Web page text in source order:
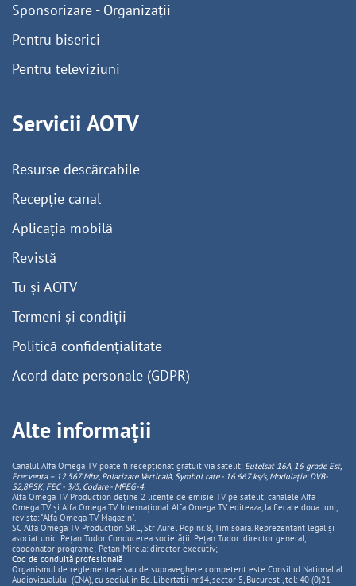
Sponsorizare - Organizații
Pentru biserici
Pentru televiziuni
Servicii AOTV
Resurse descărcabile
Recepție canal
Aplicația mobilă
Revistă
Tu și AOTV
Termeni și condiții
Politică confidențialitate
Acord date personale (GDPR)
Alte informații
Canalul Alfa Omega TV poate fi recepționat gratuit via satelit: Eutelsat 16A, 16 grade Est,
Frecventa – 12.567 Mhz, PolarizareVerticală, Symbol rate - 16.667 ks/s, Modulație: DVB-
S2,8PSK, FEC - 3/5, Codare - MPEG-4.
Alfa Omega TV Production deține 2 licențe de emisie TV pe satelit: canalele Alfa
Omega TV și Alfa Omega TV Internațional. Alfa Omega TV editeaza, la fiecare doua luni,
revista: "Alfa Omega TV Magazin".
SC Alfa Omega TV Production SRL, Str Aurel Pop nr. 8, Timisoara. Reprezentant legal și
asociat unic: Pețan Tudor. Conducerea societății: Pețan Tudor: director general,
coodonator programe; Pețan Mirela: director executiv;
Cod de conduită profesională
Organismul de reglementare sau de supraveghere competent este Consiliul National al
Audiovizualului (CNA), cu sediul in Bd. Libertatii nr.14, sector 5, Bucuresti, tel: 40 (0)21